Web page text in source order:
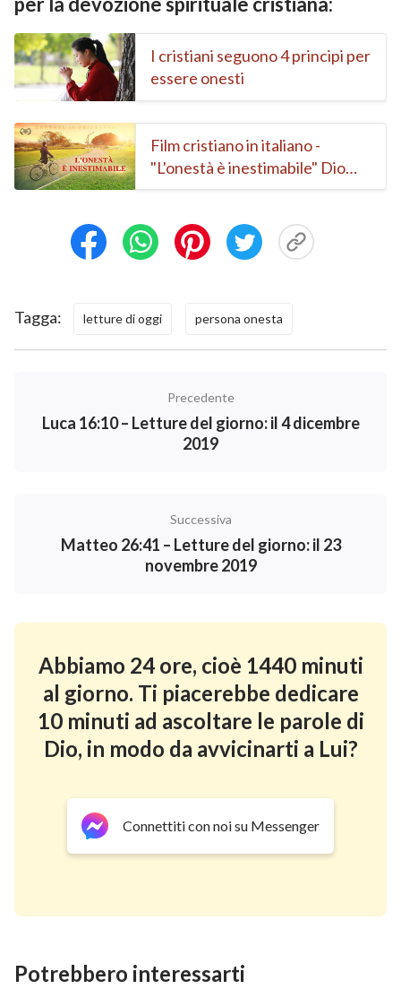
I cristiani seguono 4 principi per
essere onesti
Film cristiano in italiano -
"L'onestà è inestimabile" Dio
benedice le persone oneste
Tagga: letture di oggi persona onesta
Precedente
Luca 16:10 – Letture del giorno: il 4 dicembre
2019
Successiva
Matteo 26:41 – Letture del giorno: il 23
novembre 2019
Abbiamo 24 ore, cioè 1440 minuti
al giorno. Ti piacerebbe dedicare
10 minuti ad ascoltare le parole di
Dio, in modo da avvicinarti a Lui?
Connettiti con noi su Messenger
Potrebbero interessarti